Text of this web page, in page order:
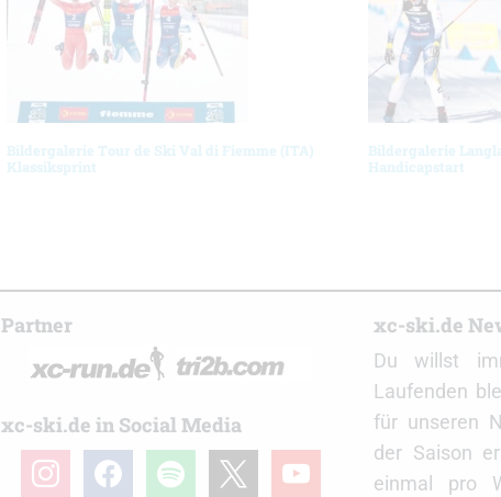
Bildergalerie Tour de Ski Val di Fiemme (ITA)
Klassiksprint
Bildergalerie
Handicapstart
Partner
xc-ski.de in Social Media
instagramfacebookspotify youtube
xc-ski.de
Du willst
Laufenden
für unseren
der Saison
einmal pro